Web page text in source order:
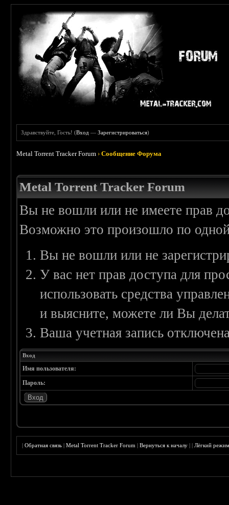
Здравствуйте, Гость! (Вход —Зарегистрироваться)
Metal Torrent Tracker Forum ›Сообщение Форума
Metal Torrent Tracker Forum
Вы не вошли или не имеете прав
Возможно это произошло по
Вы не вошли или не
У вас нет прав доступа для
использовать средства
и выясните, можете ли Вы
Ваша учетная запись
Вход
Имя пользователя:
Пароль:
|Обратная связь |Metal Torrent Tracker Forum |Вернуться к началу ||Лёгкий